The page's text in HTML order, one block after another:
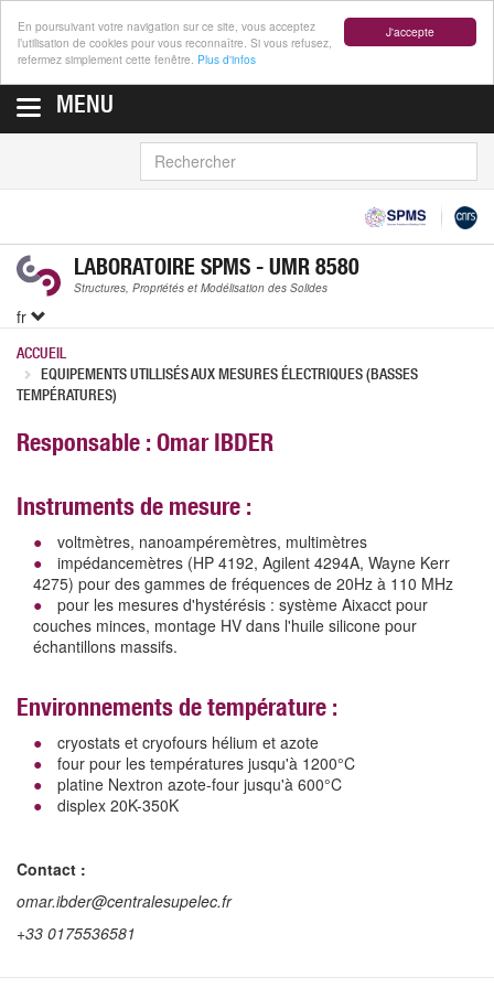
J'accepte
En poursuivant votre navigation sur ce site, vous acceptez
l’utilisation de cookies pour vous reconnaître. Si vous refusez,
refermez simplement cette fenêtre. Plus d'infos
MENU
LABORATOIRE SPMS - UMR 8580
Structures, Propriétés et Modélisation des Solides
fr
ACCUEIL
EQUIPEMENTS UTILLISÉS AUX MESURES ÉLECTRIQUES (BASSES
TEMPÉRATURES)
Responsable : Omar IBDER
Instruments de mesure :
voltmètres, nanoampéremètres, multimètres
impédancemètres (HP 4192, Agilent 4294A, Wayne Kerr
4275) pour des gammes de fréquences de 20Hz à 110 MHz
pour les mesures d'hystérésis : système Aixacct pour
couches minces, montage HV dans l'huile silicone pour
échantillons massifs.
Environnements de température :
cryostats et cryofours hélium et azote
four pour les températures jusqu'à 1200°C
platine Nextron azote-four jusqu'à 600°C
displex 20K-350K
Contact :
omar.ibder@centralesupelec.fr
+33 0175536581